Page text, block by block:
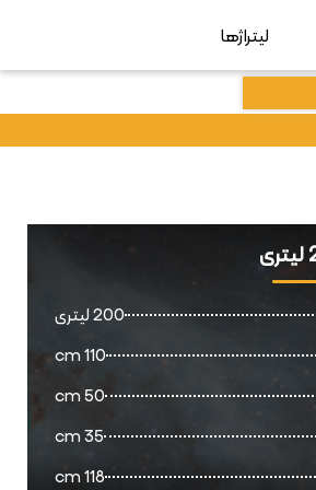
لیتراژها
200 لیتری
110 cm
50 cm
35 cm
118 cm